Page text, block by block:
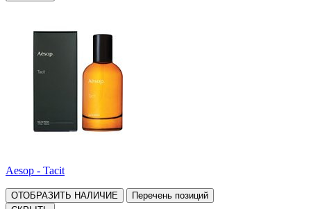
Aesop - Tacit
ОТОБРАЗИТЬ НАЛИЧИЕ
Перечень позиций